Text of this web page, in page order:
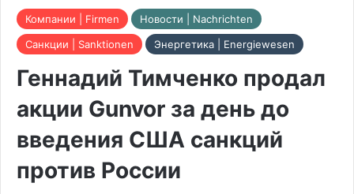
Компании | Firmen
Новости | Nachrichten
Санкции | Sanktionen
Энергетика | Energiewesen
Геннадий Тимченко продал
акции Gunvor за день до
введения США санкций
против России